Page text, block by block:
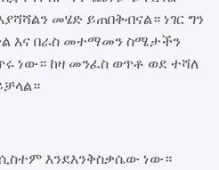
መሄድ ይጠበቅብናል። ነገር ግን
እና በራስ መተማመን ስሜታችን
ነው። ከዛ መንፈስ ወጥቶ ወደ ተሻለ
እንደእንቅስቃሴው ነው።